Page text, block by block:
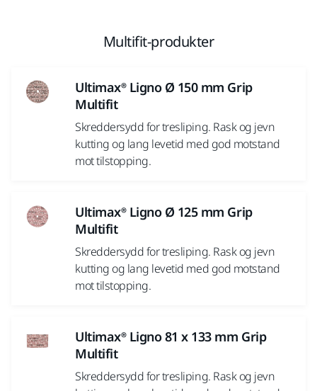
Multifit-produkter
Ultimax® Ligno Ø 150 mm Grip
Multifit
Skreddersydd for tresliping. Rask og jevn
kutting og lang levetid med god motstand
mot tilstopping.
Ultimax® Ligno Ø 125 mm Grip
Multifit
Skreddersydd for tresliping. Rask og jevn
kutting og lang levetid med god motstand
mot tilstopping.
Ultimax® Ligno 81 x 133 mm Grip
Multifit
Skreddersydd for tresliping. Rask og jevn